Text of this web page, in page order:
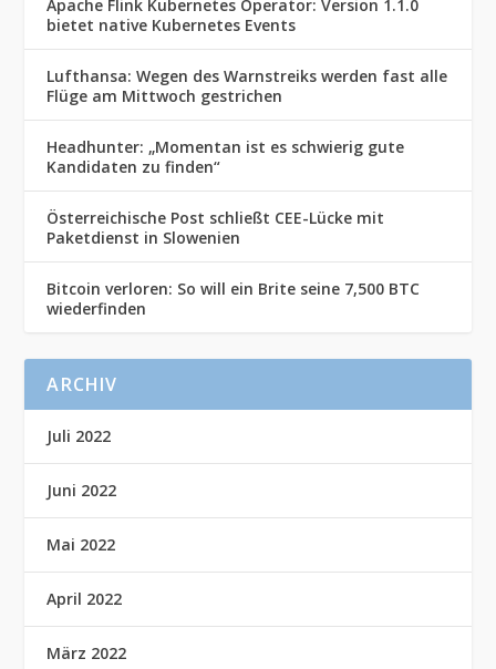
Apache Flink Kubernetes Operator: Version 1.1.0
bietet native Kubernetes Events
Lufthansa: Wegen des Warnstreiks werden fast alle
Flüge am Mittwoch gestrichen
Headhunter: „Momentan ist es schwierig gute
Kandidaten zu finden“
Österreichische Post schließt CEE-Lücke mit
Paketdienst in Slowenien
Bitcoin verloren: So will ein Brite seine 7,500 BTC
wiederfinden
ARCHIV
Juli 2022
Juni 2022
Mai 2022
April 2022
März 2022